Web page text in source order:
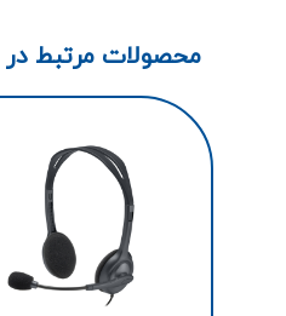
محصولات مرتبط در